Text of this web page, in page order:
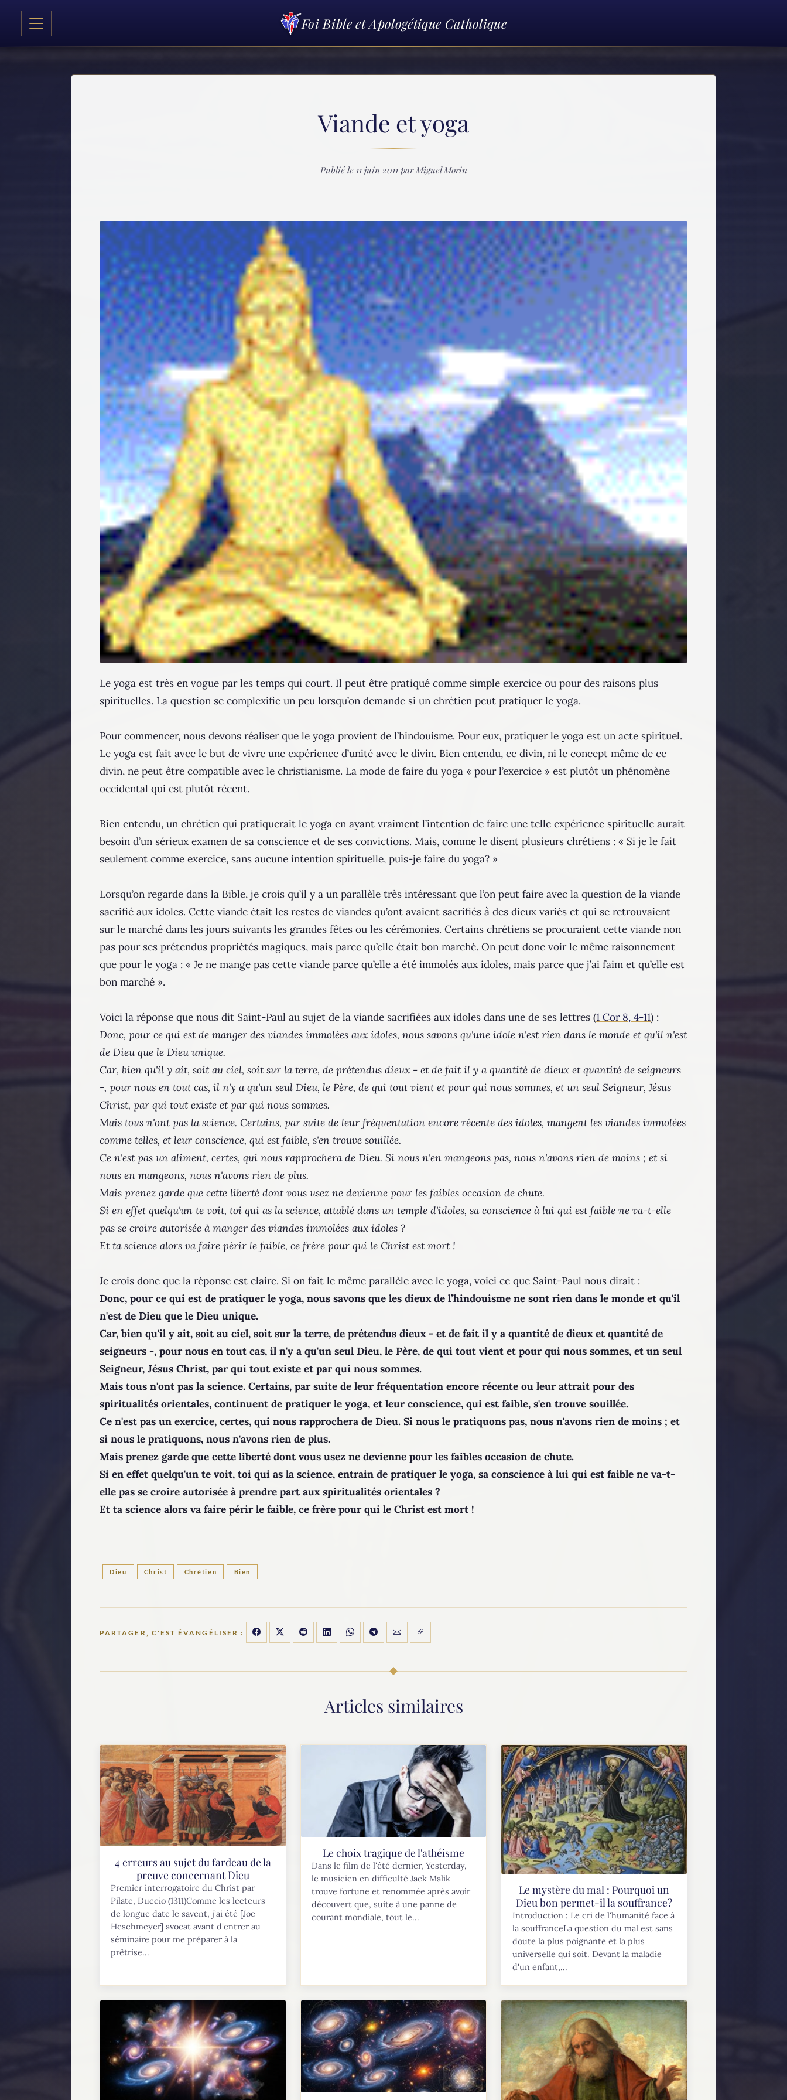
Foi Bible et Apologétique Catholique
Viande et yoga
Publié le 11 juin 2011 par Miguel Morin
Le yoga est très en vogue par les temps qui court. Il peut être pratiqué comme simple exercice ou pour des raisons plus
spirituelles. La question se complexifie un peu lorsqu’on demande si un chrétien peut pratiquer le yoga.
Pour commencer, nous devons réaliser que le yoga provient de l’hindouisme. Pour eux, pratiquer le yoga est un acte spirituel.
Le yoga est fait avec le but de vivre une expérience d’unité avec le divin. Bien entendu, ce divin, ni le concept même de ce
divin, ne peut être compatible avec le christianisme. La mode de faire du yoga « pour l’exercice » est plutôt un phénomène
occidental qui est plutôt récent.
Bien entendu, un chrétien qui pratiquerait le yoga en ayant vraiment l’intention de faire une telle expérience spirituelle aurait
besoin d’un sérieux examen de sa conscience et de ses convictions. Mais, comme le disent plusieurs chrétiens : « Si je le fait
seulement comme exercice, sans aucune intention spirituelle, puis-je faire du yoga? »
Lorsqu’on regarde dans la Bible, je crois qu’il y a un parallèle très intéressant que l’on peut faire avec la question de la viande
sacrifié aux idoles. Cette viande était les restes de viandes qu’ont avaient sacrifiés à des dieux variés et qui se retrouvaient
sur le marché dans les jours suivants les grandes fêtes ou les cérémonies. Certains chrétiens se procuraient cette viande non
pas pour ses prétendus propriétés magiques, mais parce qu’elle était bon marché. On peut donc voir le même raisonnement
que pour le yoga : « Je ne mange pas cette viande parce qu’elle a été immolés aux idoles, mais parce que j’ai faim et qu’elle est
bon marché ».
Voici la réponse que nous dit Saint-Paul au sujet de la viande sacrifiées aux idoles dans une de ses lettres (1 Cor 8, 4-11) :
Donc, pour ce qui est de manger des viandes immolées aux idoles, nous savons qu'une idole n'est rien dans le monde et qu'il n'est
de Dieu que le Dieu unique.
Car, bien qu'il y ait, soit au ciel, soit sur la terre, de prétendus dieux - et de fait il y a quantité de dieux et quantité de seigneurs
-, pour nous en tout cas, il n'y a qu'un seul Dieu, le Père, de qui tout vient et pour qui nous sommes, et un seul Seigneur, Jésus
Christ, par qui tout existe et par qui nous sommes.
Mais tous n'ont pas la science. Certains, par suite de leur fréquentation encore récente des idoles, mangent les viandes immolées
comme telles, et leur conscience, qui est faible, s'en trouve souillée.
Ce n'est pas un aliment, certes, qui nous rapprochera de Dieu. Si nous n'en mangeons pas, nous n'avons rien de moins ; et si
nous en mangeons, nous n'avons rien de plus.
Mais prenez garde que cette liberté dont vous usez ne devienne pour les faibles occasion de chute.
Si en effet quelqu'un te voit, toi qui as la science, attablé dans un temple d'idoles, sa conscience à lui qui est faible ne va-t-elle
pas se croire autorisée à manger des viandes immolées aux idoles ?
Et ta science alors va faire périr le faible, ce frère pour qui le Christ est mort !
Je crois donc que la réponse est claire. Si on fait le même parallèle avec le yoga, voici ce que Saint-Paul nous dirait :
Donc, pour ce qui est de pratiquer le yoga, nous savons que les dieux de l’hindouisme ne sont rien dans le monde et qu'il
n'est de Dieu que le Dieu unique.
Car, bien qu'il y ait, soit au ciel, soit sur la terre, de prétendus dieux - et de fait il y a quantité de dieux et quantité de
seigneurs -, pour nous en tout cas, il n'y a qu'un seul Dieu, le Père, de qui tout vient et pour qui nous sommes, et un seul
Seigneur, Jésus Christ, par qui tout existe et par qui nous sommes.
Mais tous n'ont pas la science. Certains, par suite de leur fréquentation encore récente ou leur attrait pour des
spiritualités orientales, continuent de pratiquer le yoga, et leur conscience, qui est faible, s'en trouve souillée.
Ce n'est pas un exercice, certes, qui nous rapprochera de Dieu. Si nous le pratiquons pas, nous n'avons rien de moins ; et
si nous le pratiquons, nous n'avons rien de plus.
Mais prenez garde que cette liberté dont vous usez ne devienne pour les faibles occasion de chute.
Si en effet quelqu'un te voit, toi qui as la science, entrain de pratiquer le yoga, sa conscience à lui qui est faible ne va-t-
elle pas se croire autorisée à prendre part aux spiritualités orientales ?
Et ta science alors va faire périr le faible, ce frère pour qui le Christ est mort !
Dieu Christ Chrétien Bien
PARTAGER, C'EST ÉVANGÉLISER :
Articles similaires
4 erreurs au sujet du fardeau de la
preuve concernant Dieu
Premier interrogatoire du Christ par
Pilate, Duccio (1311)Comme les lecteurs
de longue date le savent, j’ai été [Joe
Heschmeyer] avocat avant d'entrer au
séminaire pour me préparer à la
prêtrise...
Le choix tragique de l'athéisme
Dans le film de l'été dernier, Yesterday,
le musicien en difficulté Jack Malik
trouve fortune et renommée après avoir
découvert que, suite à une panne de
courant mondiale, tout le...
Le mystère du mal : Pourquoi un
Dieu bon permet-il la souffrance?
Introduction : Le cri de l'humanité face à
la souffranceLa question du mal est sans
doute la plus poignante et la plus
universelle qui soit. Devant la maladie
d'un enfant,...